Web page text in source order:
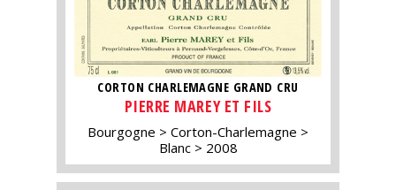
CORTON CHARLEMAGNE GRAND CRU
PIERRE MAREY ET FILS
Bourgogne
Corton-Charlemagne
Blanc
2008